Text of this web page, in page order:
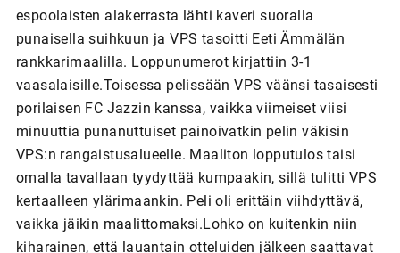
espoolaisten alakerrasta lähti kaveri suoralla
punaisella suihkuun ja VPS tasoitti Eeti Ämmälän
rankkarimaalilla. Loppunumerot kirjattiin 3-1
vaasalaisille.Toisessa pelissään VPS väänsi tasaisesti
porilaisen FC Jazzin kanssa, vaikka viimeiset viisi
minuuttia punanuttuiset painoivatkin pelin väkisin
VPS:n rangaistusalueelle. Maaliton lopputulos taisi
omalla tavallaan tyydyttää kumpaakin, sillä tulitti VPS
kertaalleen ylärimaankin. Peli oli erittäin viihdyttävä,
vaikka jäikin maalittomaksi.Lohko on kuitenkin niin
kiharainen, että lauantain otteluiden jälkeen saattavat